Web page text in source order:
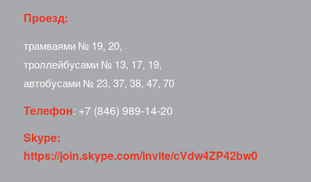
Проезд:
трамваями № 19, 20,
троллейбусами № 13, 17, 19,
автобусами № 23, 37, 38, 47, 70
Телефон: +7 (846) 989-14-20
Skype:
https://join.skype.com/invite/cVdw4ZP42bw0